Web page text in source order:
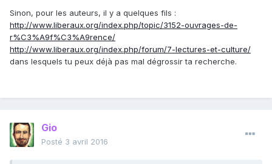
Sinon, pour les auteurs, il y a quelques fils :
http://www.liberaux.org/index.php/topic/3152-ouvrages-de-
r%C3%A9f%C3%A9rence/
http://www.liberaux.org/index.php/forum/7-lectures-et-culture/
dans lesquels tu peux déjà pas mal dégrossir ta recherche.
Gio
Posté 3 avril 2016